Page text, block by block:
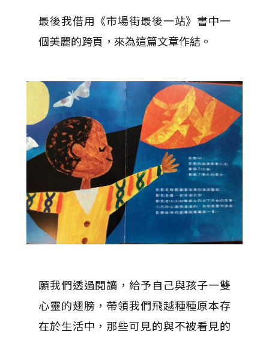
最後我借用《市場街最後一站》書中一
個美麗的跨頁，來為這篇文章作結。
願我們透過閱讀，給予自己與孩子一雙
心靈的翅膀，帶領我們飛越種種原本存
在於生活中，那些可見的與不被看見的